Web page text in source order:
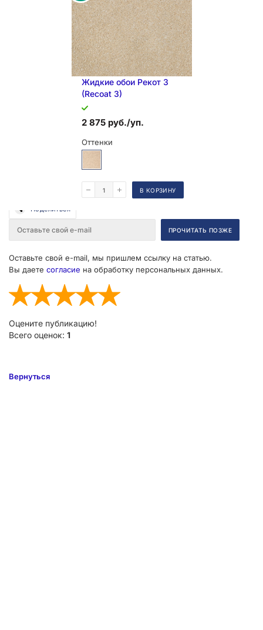
Жидкие обои Рекот 3
(Recoat 3)
2 875 руб./уп.
Оттенки
В КОРЗИНУ
Поделиться
Оставьте свой e-mail, мы пришлем ссылку на статью.
Вы даете согласие на обработку персональных данных.
Оцените публикацию!
Всего оценок: 1
Вернуться